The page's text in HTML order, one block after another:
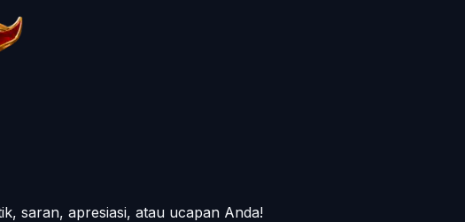
saran, apresiasi, atau ucapan Anda!